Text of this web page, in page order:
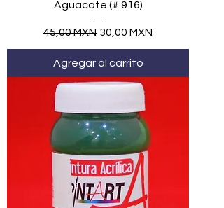
Aguacate (# 916)
Precio
45,00 MXN Precio de oferta
30,00 MXN
Agregar al carrito